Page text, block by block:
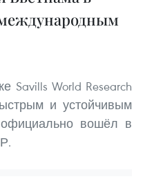
Savills World Research
и устойчивым
вошёл в